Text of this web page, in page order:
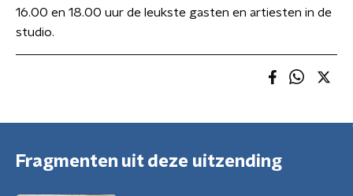
16.00 en 18.00 uur de leukste gasten en artiesten in de
studio.
Fragmenten uit deze uitzending